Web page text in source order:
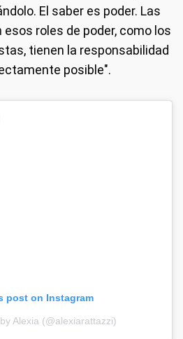
El saber es poder. Las
roles de poder, como los
tienen la responsabilidad
posible".
post on Instagram
Alexia (@alexiarattazzi)